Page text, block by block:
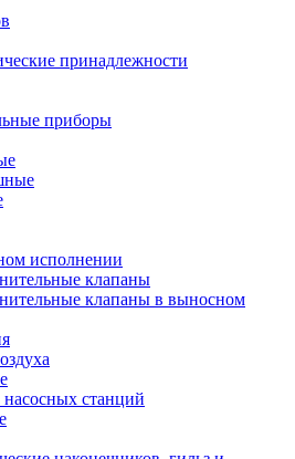
принадлежности
приборы
исполнении
клапаны
клапаны в выносном
станций